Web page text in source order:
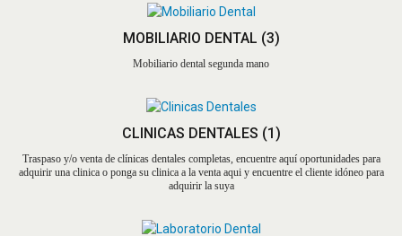
MOBILIARIO DENTAL (3)
Mobiliario dental segunda mano
CLINICAS DENTALES (1)
Traspaso y/o venta de clínicas dentales completas, encuentre aquí oportunidades para
adquirir una clinica o ponga su clinica a la venta aqui y encuentre el cliente idóneo para
adquirir la suya